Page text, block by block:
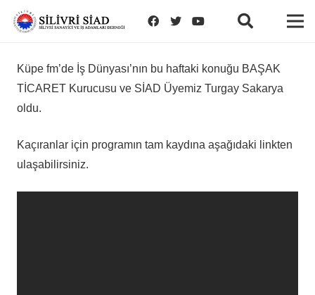
Küpe fm’de İş Dünyası’nın bu haftaki konuğu BAŞAK
TİCARET Kurucusu ve SİAD Üyemiz Turgay Sakarya
oldu.
Kaçıranlar için programın tam kaydına aşağıdaki linkten
ulaşabilirsiniz.